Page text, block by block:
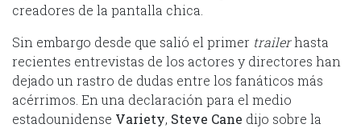
creadores de la pantalla chica.
Sin embargo desde que salió el primer trailerhasta
recientes entrevistas de los actores y directores han
dejado un rastro de dudas entre los fanáticos más
acérrimos. En una declaración para el medio
estadounidense Variety, Steve Cane dijo sobre la